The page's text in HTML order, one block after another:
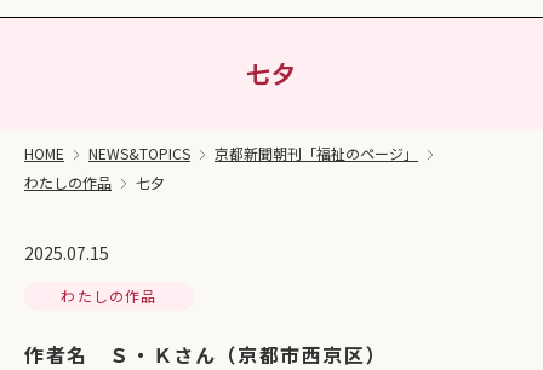
七夕
HOME NEWS&TOPICS
京都新聞朝刊「福祉のページ」
わたしの作品
七夕
2025.07.15
わたしの作品
作者名 Ｓ・Ｋさん（京都市西京区）